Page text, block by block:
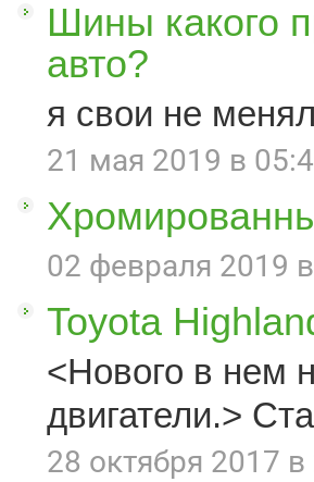
Шины какого
авто?
я свои не
21 мая 2019 в
02 февраля 2019
Toyota
<Нового в нем
двигатели.>
28 октября 2017 в